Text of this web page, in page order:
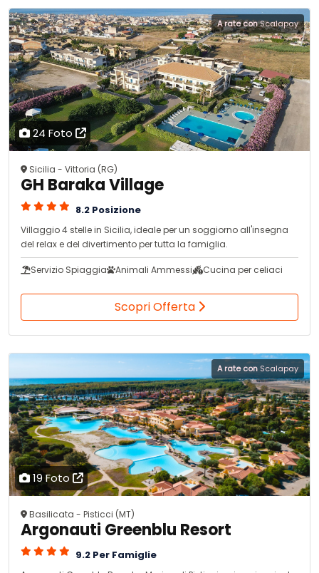
24 Foto
A rate conScalapay
Sicilia - Vittoria (RG)
GH Baraka Village
8.2 Posizione
Villaggio 4 stelle in Sicilia, ideale per un soggiorno all'insegna
del relax e del divertimento per tutta la famiglia.
Servizio Spiaggia Animali Ammessi Cucina per celiaci
Scopri Offerta
19 Foto
A rate con Scalapay
Basilicata - Pisticci (MT)
Argonauti Greenblu Resort
9.2 Per Famiglie